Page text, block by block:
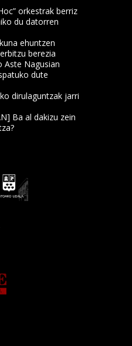
orkestrak berriz
du datorren
ehuntzen
berezia
Aste Nagusian
dute
dirulaguntzak jarri
Ba al dakizu zein